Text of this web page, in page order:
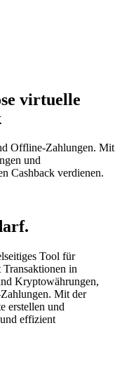
virtuelle
Offline-Zahlungen. Mit
und
Cashback verdienen.
Tool für
Transaktionen in
Kryptowährungen,
Mit der
erstellen und
effizient